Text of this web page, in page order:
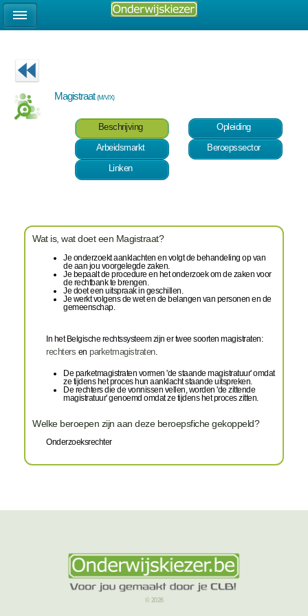
Magistraat(M/V/X)
Beschrijving
Opleiding
Arbeidsmarkt
Beroepssector
Linken
Wat is, wat doet een Magistraat?
Je onderzoekt aanklachten en volgt de behandeling op van
de aan jou voorgelegde zaken.
Je bepaalt de procedure en het onderzoek om de zaken voor
de rechtbank te brengen.
Je doet een uitspraak in geschillen.
Je werkt volgens de wet en de belangen van personen en de
gemeenschap.
In het Belgische rechtssysteem zijn er twee soorten magistraten:
rechters en parketmagistraten.
De parketmagistraten vormen 'de staande magistratuur' omdat
ze tijdens het proces hun aanklacht staande uitspreken.
De rechters die de vonnissen vellen, worden 'de zittende
magistratuur' genoemd omdat ze tijdens het proces zitten.
Welke beroepen zijn aan deze beroepsfiche gekoppeld?
Onderzoeksrechter
© 2026